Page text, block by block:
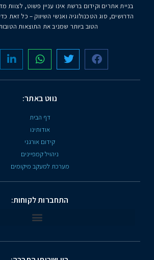
ברשת אינו עניין פשוט, לצוות מדיה גרופ הידע והניסיון
ואנשי השיווק – כל זאת כדי לספק לך את המוצר
הטוב ביותר שמניב את התוצאות הטובות ביותר.
מערכת למעקב מיקומים
התחברות לקוחות: